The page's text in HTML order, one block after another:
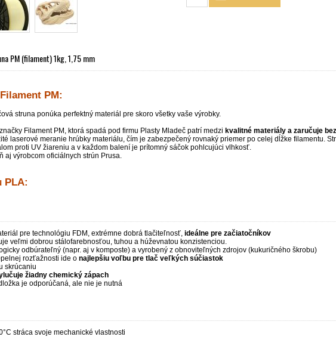
PM (filament) 1kg, 1,75 mm
PM:
struna ponúka perfektný materiál pre skoro všetky vaše výrobky.
Filament PM, ktorá spadá pod firmu Plasty Mladeč patrí medzi kvalitné materiály a zaručuje
laserové meranie hrúbky materiálu, čím je zabezpečený rovnaký priemer po celej dĺžke filamentu.
proti UV žiareniu a v každom balení je prítomný sáčok pohlcujúci vlhkosť.
aj výrobcom oficiálnych strún Prusa.
PLA:
pre technológiu FDM, extrémne dobrá tlačiteľnosť, ideálne pre začiatočníkov
veľmi dobrou stálofarebnosťou, tuhou a húževnatou konzistenciou.
odbúrateľný (napr. aj v komposte) a vyrobený z obnoviteľných zdrojov (kukuričného škrobu)
rozťažnosti ide o najlepšiu voľbu pre tlač veľkých súčiastok
skrúcaniu
žiadny chemický zápach
je odporúčaná, ale nie je nutná
stráca svoje mechanické vlastnosti